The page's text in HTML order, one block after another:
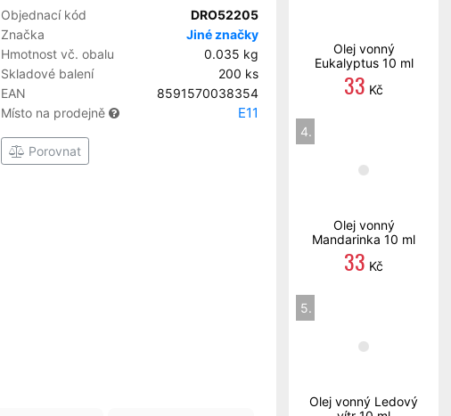
Objednací kód
DRO52205
Značka
Jiné značky
Hmotnost vč. obalu
0.035 kg
Skladové balení
200 ks
EAN
8591570038354
Místo na prodejně
E11
Porovnat
Olej vonný
Eukalyptus 10 ml
33 Kč
4.
Olej vonný
Mandarinka 10 ml
33 Kč
5.
Olej vonný Ledový